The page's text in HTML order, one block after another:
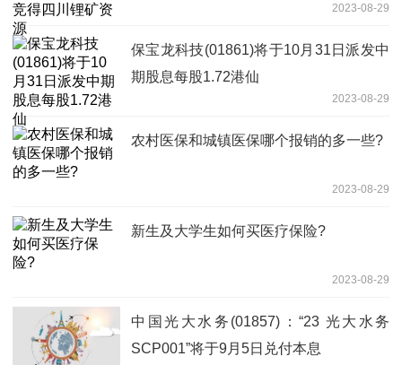
2023-08-29
保宝龙科技(01861)将于10月31日派发中
期股息每股1.72港仙
2023-08-29
农村医保和城镇医保哪个报销的多一些?
2023-08-29
新生及大学生如何买医疗保险?
2023-08-29
中国光大水务(01857)：“23 光大水务
SCP001”将于9月5日兑付本息